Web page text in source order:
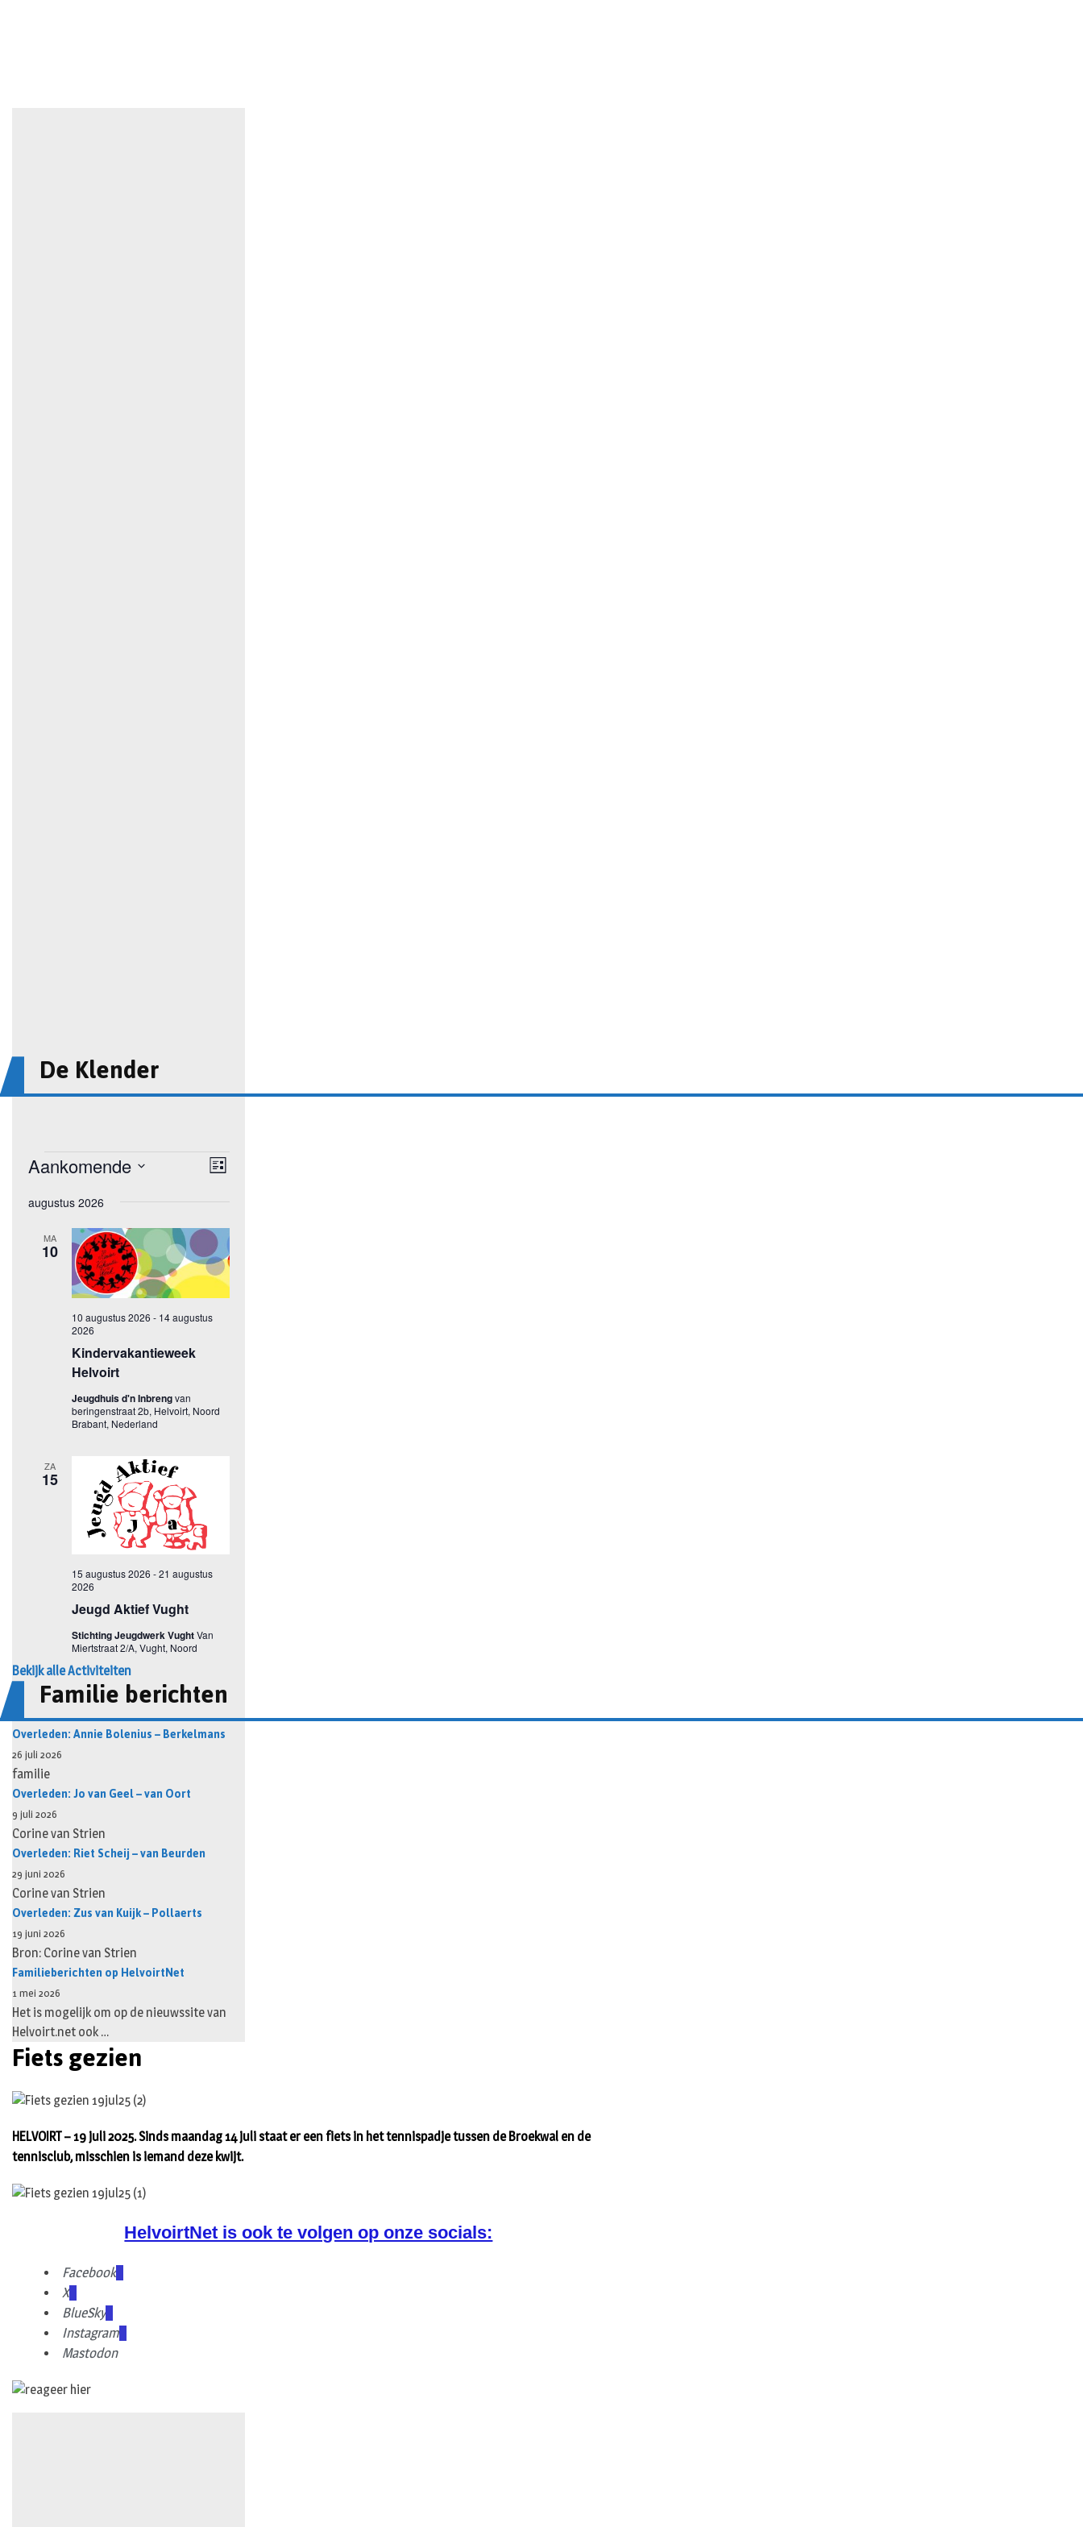
De Klender
Bekijk alle Activiteiten
Familie berichten
Overleden: Annie Bolenius – Berkelmans
26 juli 2026
familie
Overleden: Jo van Geel – van Oort
9 juli 2026
Corine van Strien
Overleden: Riet Scheij – van Beurden
29 juni 2026
Corine van Strien
Overleden: Zus van Kuijk – Pollaerts
19 juni 2026
Bron: Corine van Strien
Familieberichten op HelvoirtNet
1 mei 2026
Het is mogelijk om op de nieuwssite van
Helvoirt.net ook …
Fiets gezien
HELVOIRT – 19 juli 2025. Sinds maandag 14 juli staat er een fiets in het tennispadje tussen de Broekwal en de
tennisclub, misschien is iemand deze kwijt.
HelvoirtNet is ook te volgen op onze socials:
Facebook
X
BlueSky
Instagram
Mastodon